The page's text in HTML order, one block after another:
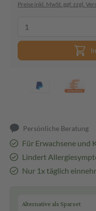
Preise inkl. MwSt. ggf. zzgl.
Persönliche Beratung
Für Erwachsene und
Lindert
Nur 1x täglich
Alternative als Sparset